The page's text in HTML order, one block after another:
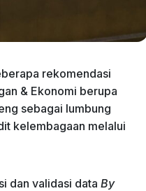
rekomendasi
& Ekonomi berupa
sebagai lumbung
kelembagaan melalui
dan validasi data By